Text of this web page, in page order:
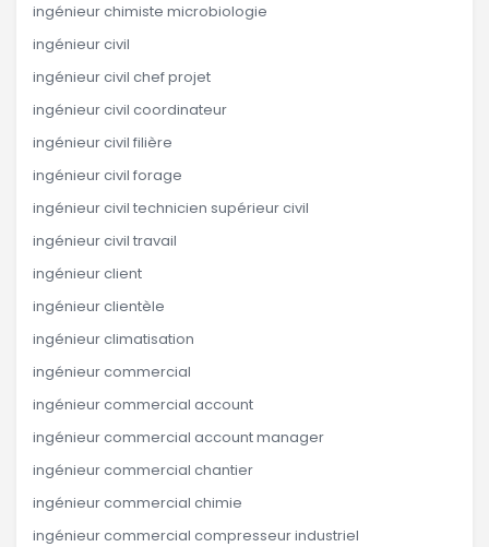
ingénieur chimiste microbiologie
ingénieur civil
ingénieur civil chef projet
ingénieur civil coordinateur
ingénieur civil filière
ingénieur civil forage
ingénieur civil technicien supérieur civil
ingénieur civil travail
ingénieur client
ingénieur clientèle
ingénieur climatisation
ingénieur commercial
ingénieur commercial account
ingénieur commercial account manager
ingénieur commercial chantier
ingénieur commercial chimie
ingénieur commercial compresseur industriel